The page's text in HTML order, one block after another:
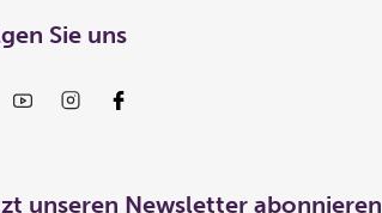
Sie uns
unseren Newsletter abonnieren